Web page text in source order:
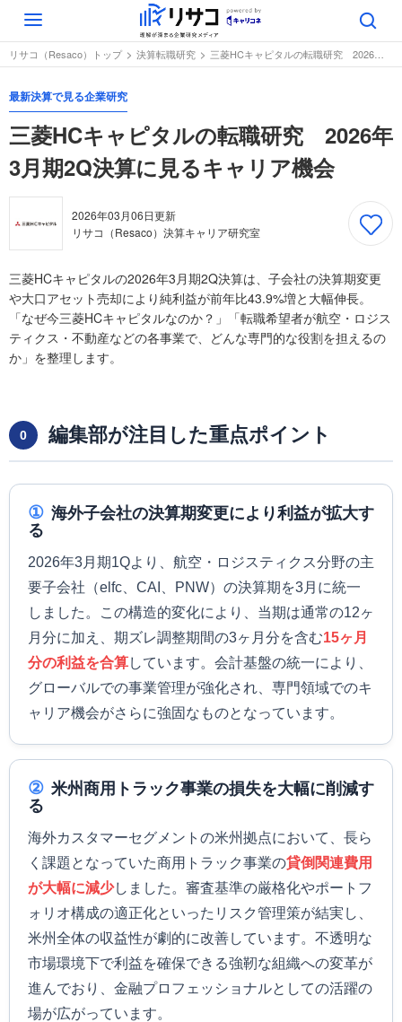
Toggle
navigation
リサコ（Resaco）トップ 決算転職研究 三菱HCキャピタルの転職研究 2026年3月期2Q決算に見るキャリア機会
最新決算で見る企業研究
三菱HCキャピタルの転職研究 2026年
3月期2Q決算に見るキャリア機会
2026年03月06日更新
リサコ（Resaco）決算キャリア研究室
三菱HCキャピタルの2026年3月期2Q決算は、子会社の決算期変更
や大口アセット売却により純利益が前年比43.9%増と大幅伸長。
「なぜ今三菱HCキャピタルなのか？」「転職希望者が航空・ロジス
ティクス・不動産などの各事業で、どんな専門的な役割を担えるの
か」を整理します。
0 編集部が注目した重点ポイント
① 海外子会社の決算期変更により利益が拡大す
る
2026年3月期1Qより、航空・ロジスティクス分野の主
要子会社（elfc、CAI、PNW）の決算期を3月に統一
しました。この構造的変化により、当期は通常の12ヶ
月分に加え、期ズレ調整期間の3ヶ月分を含む15ヶ月
分の利益を合算しています。会計基盤の統一により、
グローバルでの事業管理が強化され、専門領域でのキ
ャリア機会がさらに強固なものとなっています。
② 米州商用トラック事業の損失を大幅に削減す
る
海外カスタマーセグメントの米州拠点において、長ら
く課題となっていた商用トラック事業の貸倒関連費用
が大幅に減少しました。審査基準の厳格化やポートフ
ォリオ構成の適正化といったリスク管理策が結実し、
米州全体の収益性が劇的に改善しています。不透明な
市場環境下で利益を確保できる強靭な組織への変革が
進んでおり、金融プロフェッショナルとしての活躍の
場が広がっています。